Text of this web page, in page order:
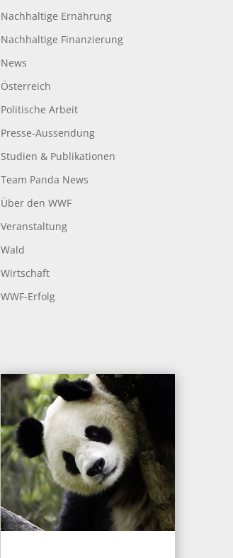
Nachhaltige Ernährung
Nachhaltige Finanzierung
News
Österreich
Politische Arbeit
Presse-Aussendung
Studien & Publikationen
Team Panda News
Über den WWF
Veranstaltung
Wald
Wirtschaft
WWF-Erfolg